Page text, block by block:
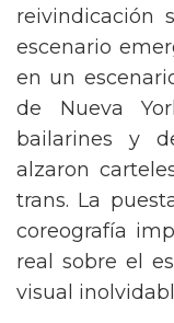
reivindicación
escenario
en un
de Nueva
bailarines y
alzaron
trans. La
coreografía
real sobre el
visual